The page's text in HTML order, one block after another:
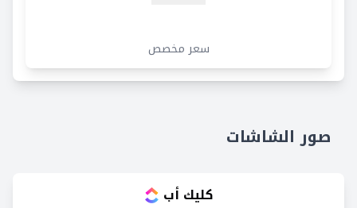
سعر مخصص
صور الشاشات
كليك أب